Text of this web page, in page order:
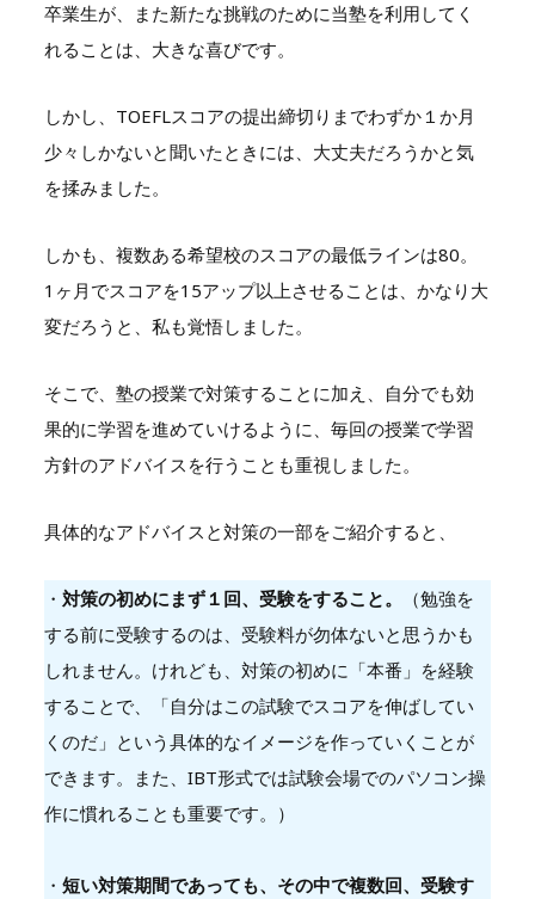
卒業生が、また新たな挑戦のために当塾を利用してく
れることは、大きな喜びです。
しかし、TOEFLスコアの提出締切りまでわずか１か月
少々しかないと聞いたときには、大丈夫だろうかと気
を揉みました。
しかも、複数ある希望校のスコアの最低ラインは80。
1ヶ月でスコアを15アップ以上させることは、かなり大
変だろうと、私も覚悟しました。
そこで、塾の授業で対策することに加え、自分でも効
果的に学習を進めていけるように、毎回の授業で学習
方針のアドバイスを行うことも重視しました。
具体的なアドバイスと対策の一部をご紹介すると、
・ 対策の初めにまず１回、受験をすること。
（勉強を
する前に受験するのは、受験料が勿体ないと思うかも
しれません。けれども、対策の初めに「本番」を経験
することで、「自分はこの試験でスコアを伸ばしてい
くのだ」という具体的なイメージを作っていくことが
できます。また、IBT形式では試験会場でのパソコン操
作に慣れることも重要です。）
・ 短い対策期間であっても、その中で複数回、受験す